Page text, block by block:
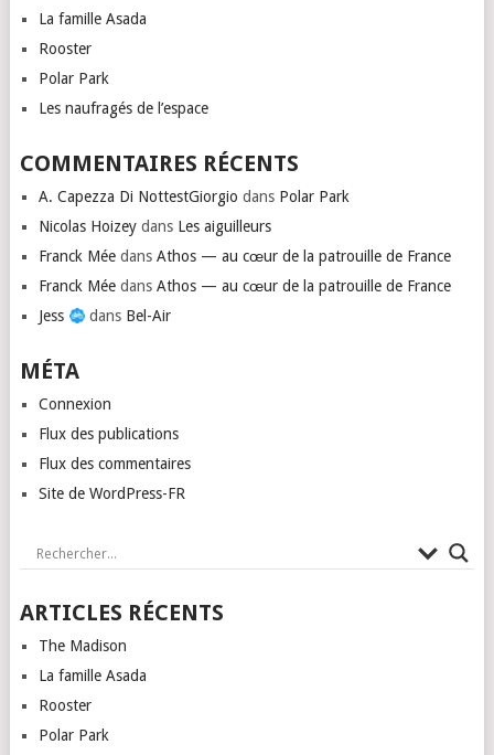
La famille Asada
Rooster
Polar Park
Les naufragés de l’espace
COMMENTAIRES RÉCENTS
A. Capezza Di NottestGiorgio dans Polar Park
Nicolas Hoizeydans Les aiguilleurs
Franck Méedans Athos — au cœur de la patrouille de France
Franck Méedans Athos — au cœur de la patrouille de France
Jess
dans Bel-Air
MÉTA
Connexion
Flux des publications
Flux des commentaires
Site de WordPress-FR
ARTICLES RÉCENTS
The Madison
La famille Asada
Rooster
Polar Park